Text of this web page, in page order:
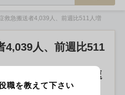
救急搬送者4,039人、前週比511人増
4,039人、前週比511
－24日の1週間の速
職を教えて下さい